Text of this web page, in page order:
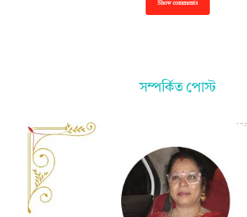
Show comments
সম্পর্কিত পোস্ট